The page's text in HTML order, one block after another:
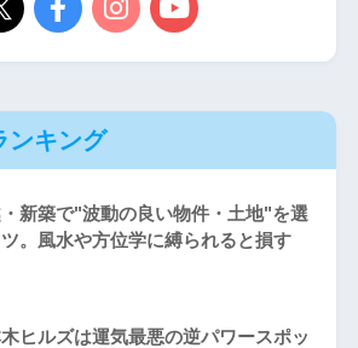
ンキング
新築で"波動の良い物件・土地"を選
。風水や方位学に縛られると損す
ヒルズは運気最悪の逆パワースポッ